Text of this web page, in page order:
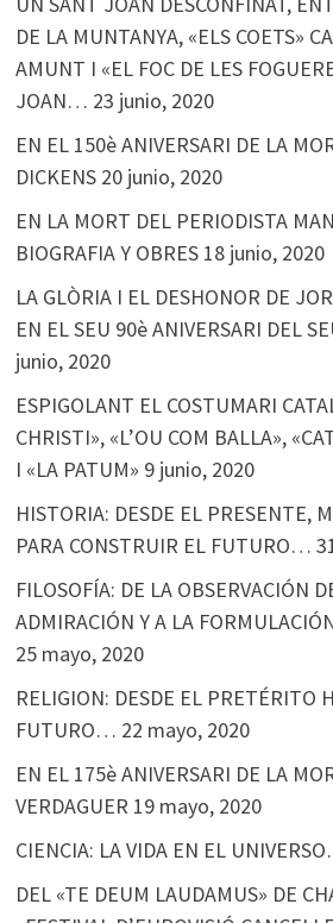
DE LA MUNTANYA, «ELS COETS»
AMUNT I «EL FOC DE LES
JOAN… 23 junio, 2020
EN EL 150è ANIVERSARI DE LA
DICKENS 20 junio, 2020
EN LA MORT DEL PERIODISTA
BIOGRAFIA Y OBRES 18 junio, 2020
LA GLÒRIA I EL DESHONOR DE
EN EL SEU 90è ANIVERSARI DEL
junio, 2020
ESPIGOLANT EL COSTUMARI
CHRISTI», «L’OU COM BALLA»,
I «LA PATUM» 9 junio, 2020
HISTORIA: DESDE EL PRESENTE,
PARA CONSTRUIR EL FUTURO…
FILOSOFÍA: DE LA OBSERVACIÓN
ADMIRACIÓN Y A LA
25 mayo, 2020
RELIGION: DESDE EL PRETÉRITO
FUTURO… 22 mayo, 2020
EN EL 175è ANIVERSARI DE LA
VERDAGUER 19 mayo, 2020
CIENCIA: LA VIDA EN EL
DEL «TE DEUM LAUDAMUS» DE